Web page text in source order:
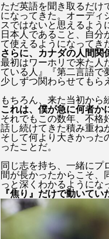
ただ英語を聞き取るだけ
になってきた。オーディ
スではないと思えるよう
日本人であること、自分
て使えるようになってき
さらに、カナダの人間関
最初はワーホリで来た人
ている人』『第二言語で
少しずつ関わらせてもら
もちろん、来た当初から
これは、僕が急に何者か
それでもこの数年、不格
話し続けてきた積み重ね
そして何より大きかった
ったことだ。
同じ志を持ち、一緒にプ
間が長かったからこそ、
っと深くわかるようにな
『焦り』だけで動いて